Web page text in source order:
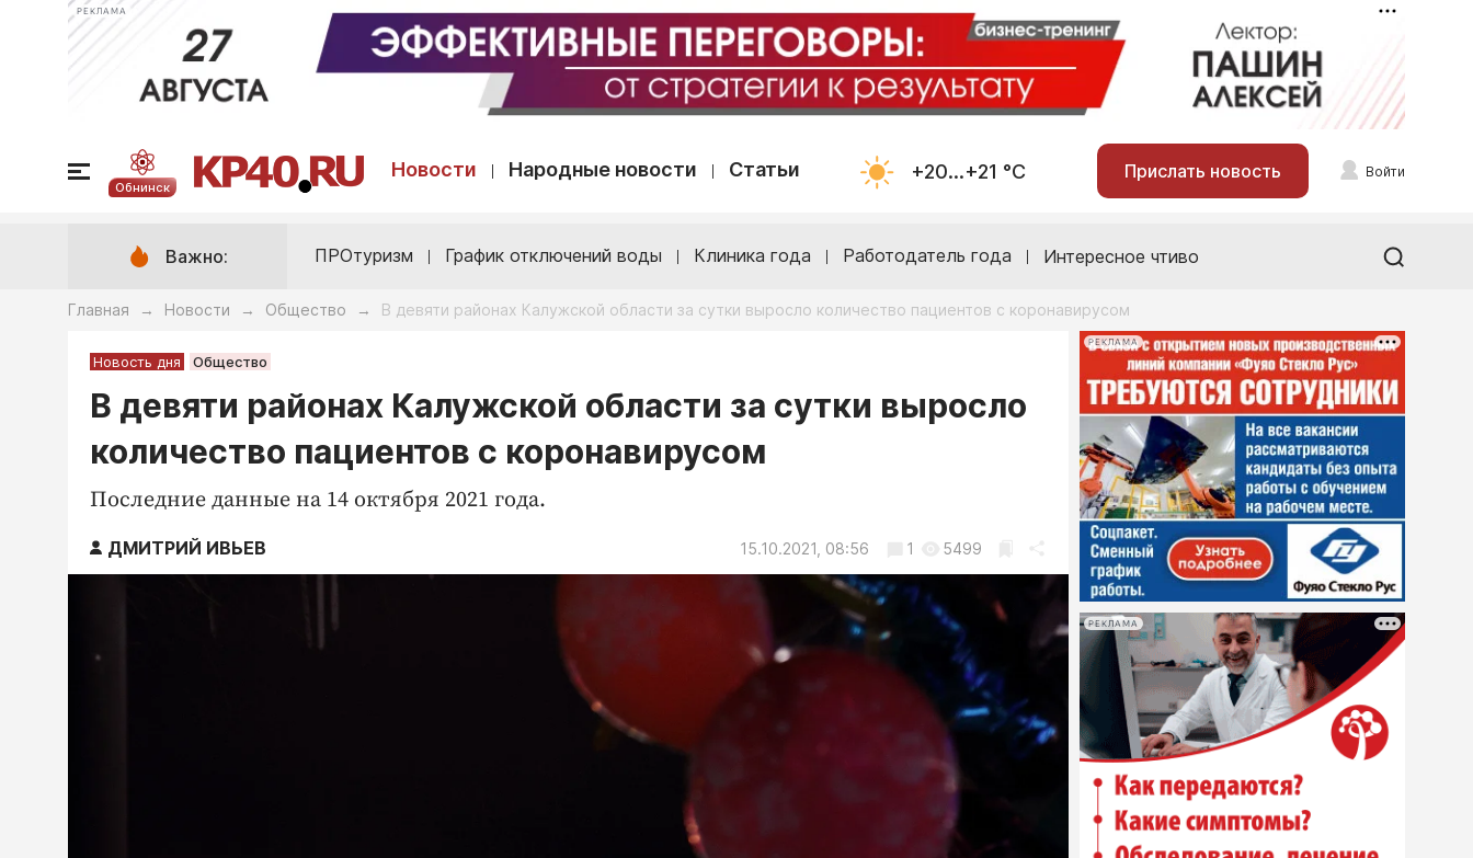
РЕКЛАМА
Обнинск
Новости Народные новости Статьи +20...+21 °С Прислать новость Войти
Важно: ПРОтуризм График отключений воды Клиника года Работодатель года Интересное чтиво
Главная → Новости → Общество → В девяти районах Калужской области за сутки выросло количество пациентов с коронавирусом
Новость дня Общество
В девяти районах Калужской области за сутки выросло
количество пациентов с коронавирусом
Последние данные на 14 октября 2021 года.
ДМИТРИЙ ИВЬЕВ 15.10.2021, 08:56 1 5499
РЕКЛАМА
РЕКЛАМА